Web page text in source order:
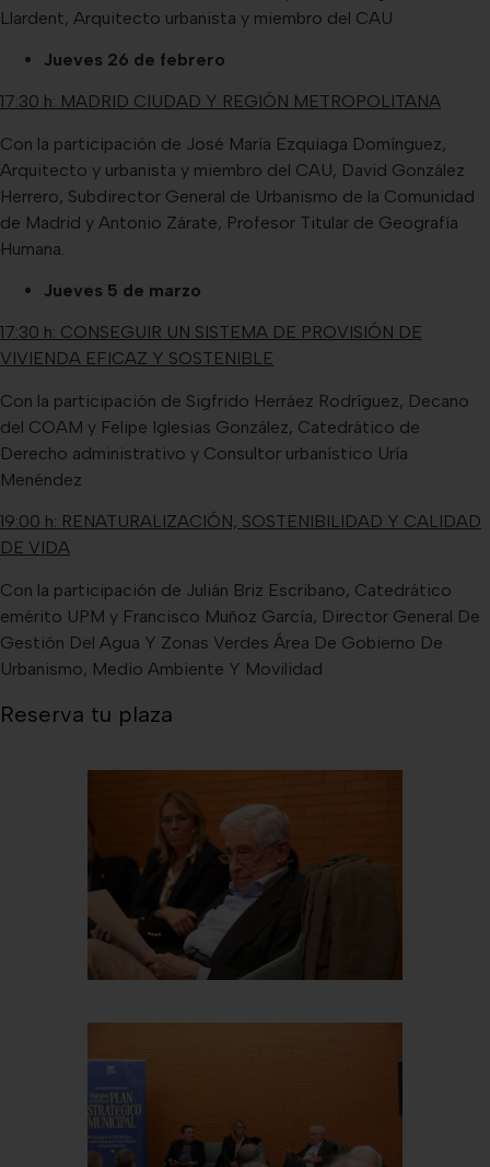
Llardent, Arquitecto urbanista y miembro del CAU
Jueves 26 de febrero
17:30 h: MADRID CIUDAD Y REGIÓN METROPOLITANA
Con la participación de José María Ezquiaga Domínguez,
Arquitecto y urbanista y miembro del CAU, David González
Herrero, Subdirector General de Urbanismo de la Comunidad
de Madrid y Antonio Zárate, Profesor Titular de Geografía
Humana.
Jueves 5 de marzo
17:30 h: CONSEGUIR UN SISTEMA DE PROVISIÓN DE
VIVIENDA EFICAZ Y SOSTENIBLE
Con la participación de Sigfrido Herráez Rodríguez, Decano
del COAM y Felipe Iglesias González, Catedrático de
Derecho administrativo y Consultor urbanístico Uría
Menéndez
19:00 h: RENATURALIZACIÓN, SOSTENIBILIDAD Y CALIDAD
DE VIDA
Con la participación de Julián Briz Escribano, Catedrático
emérito UPM y Francisco Muñoz García, Director General De
Gestión Del Agua Y Zonas Verdes Área De Gobierno De
Urbanismo, Medio Ambiente Y Movilidad
Reserva tu plaza